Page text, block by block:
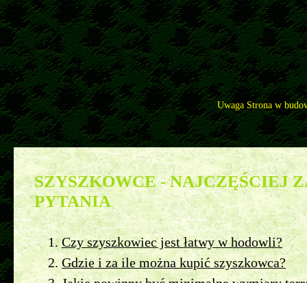
Uwaga Strona w
Pytania>>Szyszkowce - najczęściej zadawane pytania
SZYSZKOWCE - NAJCZĘŚCIEJ
PYTANIA
Czy szyszkowiec jest łatwy w hodowli?
Gdzie i za ile można kupić szyszkowca?